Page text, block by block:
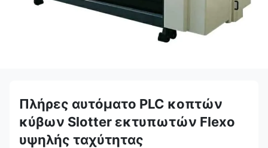
Πλήρες αυτόματο PLC κοπτών
κύβων Slotter εκτυπωτών Flexo
υψηλής ταχύτητας